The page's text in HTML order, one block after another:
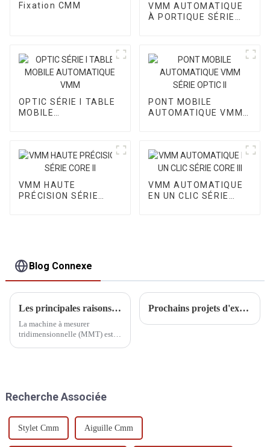
Fixation CMM
VMM AUTOMATIQUE
À PORTIQUE SÉRIE
OPTIC SÉRIE I TABLE
MOBILE
PONT MOBILE
AUTOMATIQUE VMM
VMM HAUTE
PRÉCISION SÉRIE
VMM AUTOMATIQUE
EN UN CLIC SÉRIE
Blog Connexe
Les principales raisons et solutions pour lesquelles les CMM cessent de fonctionner
La machine à mesurer
tridimensionnelle (MMT) est
Nous proposons des solutions
Prochains projets d'exposition DIPSEC 2025
Recherche Associée
Stylet Cmm Aiguille Cmm